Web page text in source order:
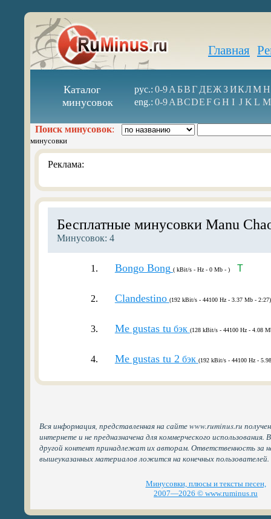
Главная
Каталог
минусовок
рус.: 0-9А БВГ ДЕЖ З ИКЛМН
eng.: 0-9ABCDEFGH I J K L M
Поиск минусовок:
минусовки
Реклама:
Бесплатные минусовки Manu
Минусовок: 4
1. Bongo Bong ( kBit/s - Hz - 0 Mb - ) T
2. Clandestino (192 kBit/s - 44100 Hz - 3.37 Mb - 2:27)
3. Me gustas tu бэк (128 kBit/s - 44100 Hz - 4.08
4. Me gustas tu 2 бэк (192 kBit/s - 44100 Hz -
Вся информация, представленная на сайте www.ruminus.ru
интернете и не предназначена для коммерческого
другой контент принадлежат их авторам. Ответственность за
вышеуказанных материалов ложится на конечных пользователей.
Минусовки, плюсы и тексты песен,
2007—2026 © www.ruminus.ru